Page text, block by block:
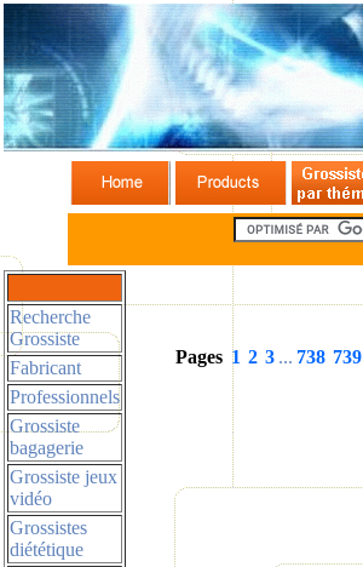
Recherche
Grossiste
Fabricant
Professionnels
Grossiste
bagagerie
Grossiste jeux
vidéo
Grossistes
diététique
Pages 1 2 3 ... 738 739